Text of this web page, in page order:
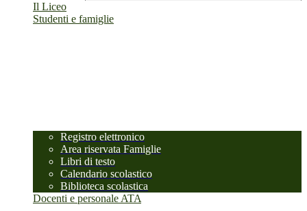
Il Liceo
Studenti e famiglie
Registro elettronico
Area riservata Famiglie
Libri di testo
Calendario scolastico
Biblioteca scolastica
Docenti e personale ATA